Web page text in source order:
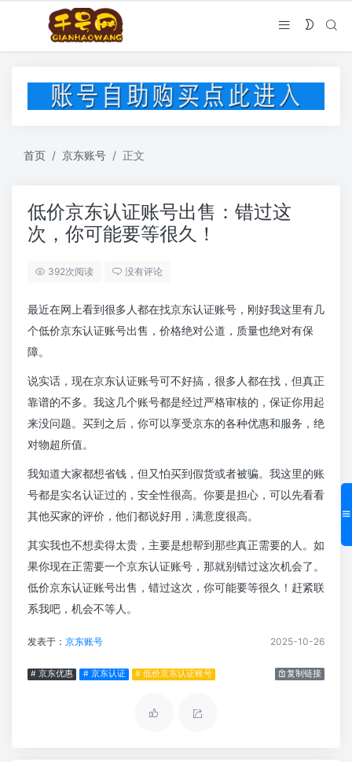
首页 京东账号 正文
低价京东认证账号出售：错过这
次，你可能要等很久！
392次阅读 没有评论
最近在网上看到很多人都在找京东认证账号，刚好我这里有几
个低价京东认证账号出售，价格绝对公道，质量也绝对有保
障。
说实话，现在京东认证账号可不好搞，很多人都在找，但真正
靠谱的不多。我这几个账号都是经过严格审核的，保证你用起
来没问题。买到之后，你可以享受京东的各种优惠和服务，绝
对物超所值。
我知道大家都想省钱，但又怕买到假货或者被骗。我这里的账
号都是实名认证过的，安全性很高。你要是担心，可以先看看
其他买家的评价，他们都说好用，满意度很高。
其实我也不想卖得太贵，主要是想帮到那些真正需要的人。如
果你现在正需要一个京东认证账号，那就别错过这次机会了。
低价京东认证账号出售，错过这次，你可能要等很久！赶紧联
系我吧，机会不等人。
发表于： 京东账号 2025-10-26
# 京东优惠 # 京东认证 # 低价京东认证账号 复制链接